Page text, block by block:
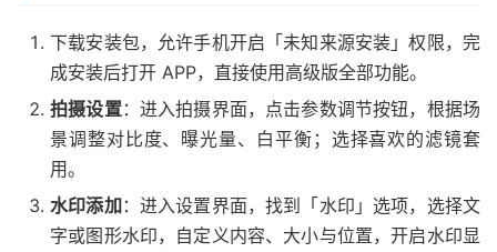
下载安装包，允许手机开启「未知来源安装」权限，完
成安装后打开 APP，直接使用高级版全部功能。
拍摄设置：进入拍摄界面，点击参数调节按钮，根据场
景调整对比度、曝光量、白平衡；选择喜欢的滤镜套
用。
水印添加：进入设置界面，找到「水印」选项，选择文
字或图形水印，自定义内容、大小与位置，开启水印显